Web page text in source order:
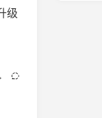
级